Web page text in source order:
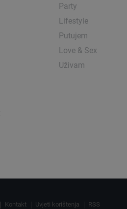
Party
Lifestyle
Putujem
Love & Sex
Uživam
Kontakt Uvjeti korištenja RSS